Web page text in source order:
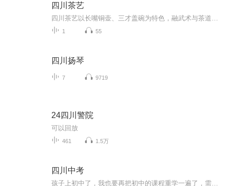
四川茶艺
1 55
四川扬琴
7 9719
24四川警院
可以回放
461 1.5万
四川中考